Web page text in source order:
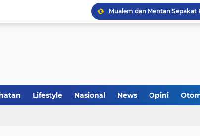
Lifestyle Nasional News Opini